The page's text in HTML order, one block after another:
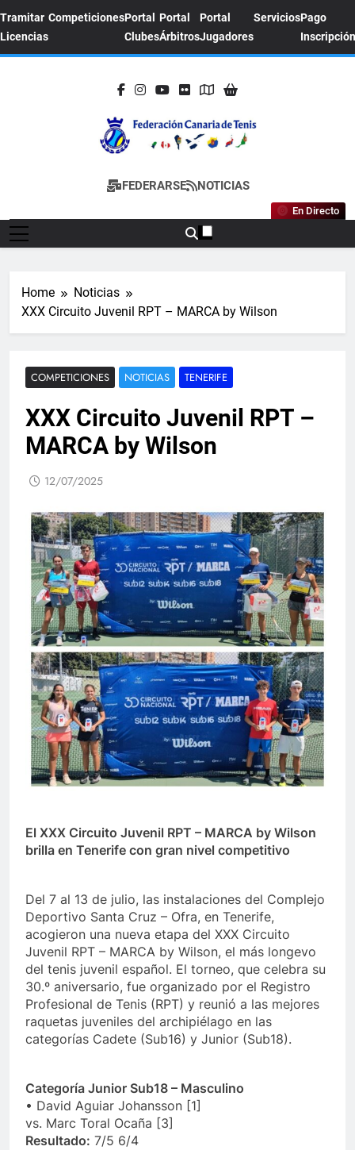
Tramitar
Licencias
CompeticionesPortal
Clubes
Portal
Árbitros
Portal
Jugadores
ServiciosPago
Inscripción
FEDERACION
CANARIA DE
TENIS
Sitio Oficial De La Federación Canaria De
FEDERARSE NOTICIAS
En Directo
Home
Noticias
XXX Circuito Juvenil RPT – MARCA by Wilson
COMPETICIONES NOTICIAS TENERIFE
XXX Circuito Juvenil RPT –
MARCA by Wilson
12/07/2025
El XXX Circuito Juvenil RPT – MARCA by Wilson
brilla en Tenerife con gran nivel competitivo
Del 7 al 13 de julio, las instalaciones del Complejo
Deportivo Santa Cruz – Ofra, en Tenerife,
acogieron una nueva etapa del XXX Circuito
Juvenil RPT – MARCA by Wilson, el más longevo
del tenis juvenil español. El torneo, que celebra su
30.º aniversario, fue organizado por el Registro
Profesional de Tenis (RPT) y reunió a las mejores
raquetas juveniles del archipiélago en las
categorías Cadete (Sub16) y Junior (Sub18).
Categoría Junior Sub18 – Masculino
• David Aguiar Johansson [1]
vs. Marc Toral Ocaña [3]
Resultado: 7/5 6/4